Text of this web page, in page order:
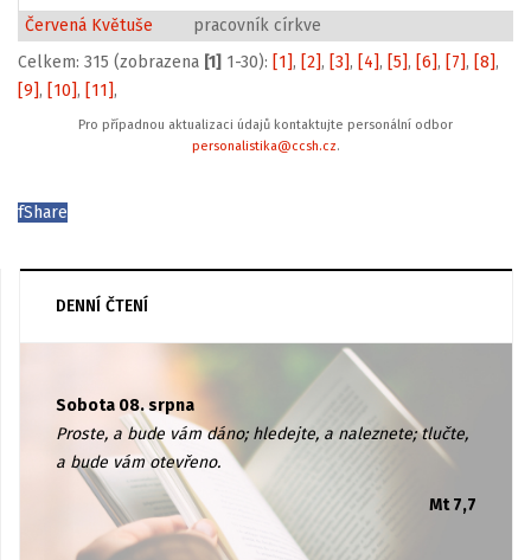
Červená Květuše
pracovník církve
Celkem: 315 (zobrazena [1] 1-30): [1], [2], [3], [4], [5], [6], [7], [8],
[9], [10], [11],
Pro případnou aktualizaci údajů kontaktujte personální odbor
personalistika@ccsh.cz.
fShare
DENNÍ ČTENÍ
Sobota 08. srpna
Proste, a bude vám dáno; hledejte, a naleznete; tlučte,
a bude vám otevřeno.
Mt 7,7